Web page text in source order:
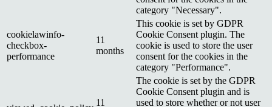
category "Necessary".
cookielawinfo-
checkbox-
performance
11
months
This cookie is set by GDPR
Cookie Consent plugin. The
cookie is used to store the user
consent for the cookies in the
category "Performance".
11
The cookie is set by the GDPR
Cookie Consent plugin and is
used to store whether or not user